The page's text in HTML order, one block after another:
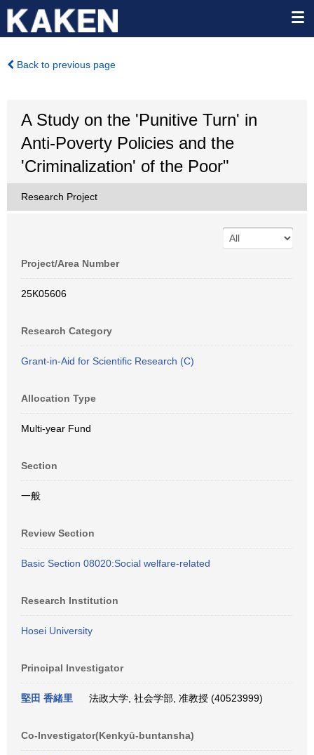
Back to previous page
A Study on the 'Punitive Turn' in
Anti-Poverty Policies and the
'Criminalization' of the Poor"
Research Project
Project/Area Number
25K05606
Research Category
Grant-in-Aid for Scientific Research (C)
Allocation Type
Multi-year Fund
Section
一般
Review Section
Basic Section 08020:Social welfare-related
Research Institution
Hosei University
Principal Investigator
堅田 香緒里 法政大学, 社会学部, 准教授 (40523999)
Co-Investigator(Kenkyū-buntansha)